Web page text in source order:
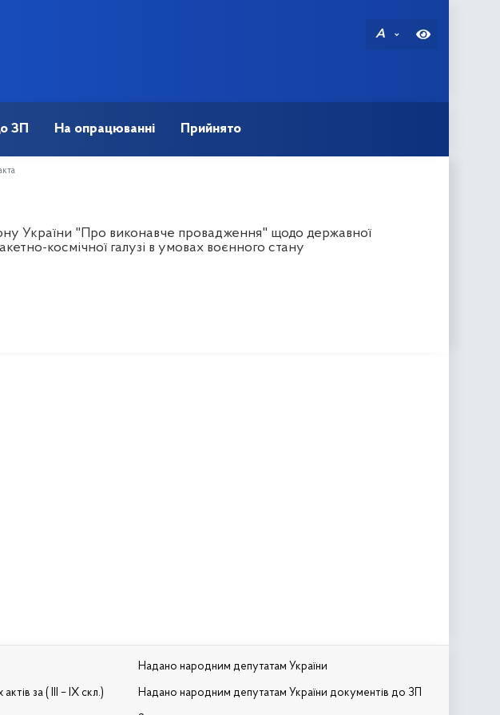
A
ЗП На опрацюванні Прийнято
України "Про виконавче провадження" щодо державної
космічної галузі в умовах воєнного стану
за ( III – IX скл.)
Надано народним депутатам України
Надано народним депутатам України документів до ЗП